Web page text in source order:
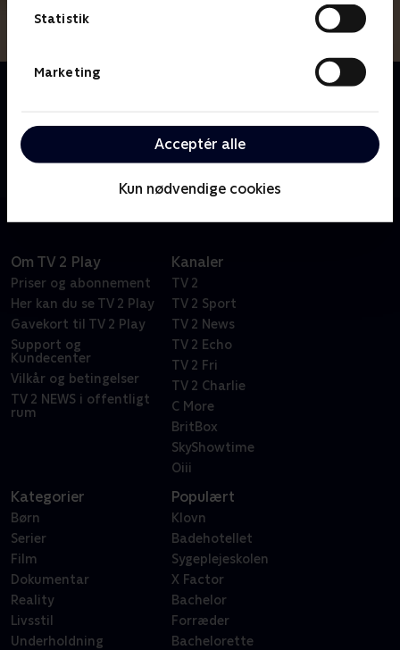
Statistik
Marketing
Acceptér alle
Kun nødvendige cookies
liv, når modige og eventyrlystne briter satser alt. Med
hårdt arbejde puster de liv i forsømte byggerier og
Om TV 2 Play
Priser og abonnement
Her kan du se TV 2 Play
Gavekort til TV 2 Play
Support og
Kundecenter
Vilkår og betingelser
TV 2 NEWS i offentligt
rum
Kanaler
TV 2
TV 2 Sport
TV 2 News
TV 2 Echo
TV 2 Fri
TV 2 Charlie
C More
BritBox
SkyShowtime
Oiii
Kategorier
Børn
Serier
Film
Dokumentar
Reality
Livsstil
Underholdning
Populært
Klovn
Badehotellet
Sygeplejeskolen
X Factor
Bachelor
Forræder
Bachelorette